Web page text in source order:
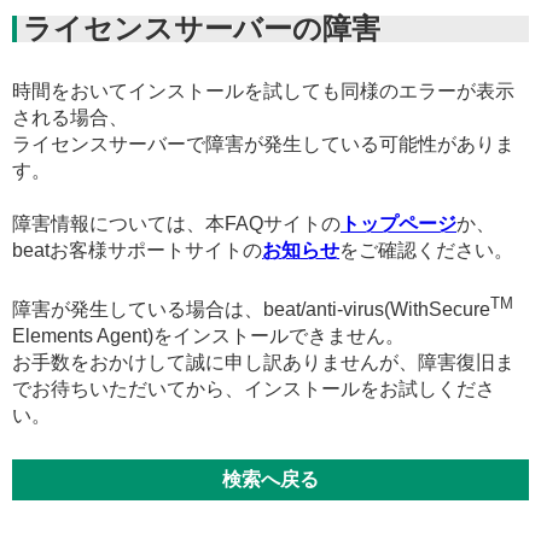
ライセンスサーバーの障害
時間をおいてインストールを試しても同様のエラーが表示
される場合、
ライセンスサーバーで障害が発生している可能性がありま
す。
障害情報については、本FAQサイトの トップページか、
beatお客様サポートサイトのお知らせをご確認ください。
障害が発生している場合は、beat/anti-virus(WithSecureTM
Elements Agent)をインストールできません。
お手数をおかけして誠に申し訳ありませんが、障害復旧ま
でお待ちいただいてから、インストールをお試しくださ
い。
検索へ戻る